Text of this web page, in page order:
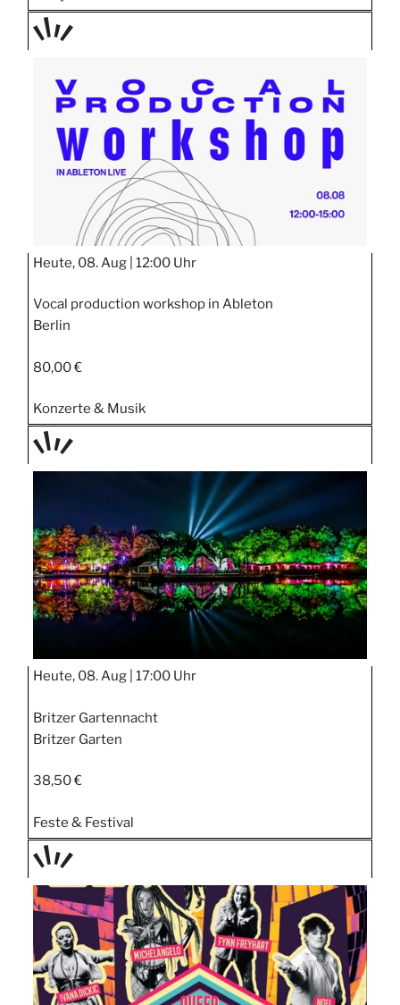
STIPP
Heute, 08. Aug | 12:00 Uhr
Vocal production workshop in Ableton
Berlin
80,00 €
Konzerte & Musik
TAGE
Heute, 08. Aug | 17:00 Uhr
Britzer Gartennacht
Britzer Garten
38,50 €
Feste & Festival
TAGE
STIPP